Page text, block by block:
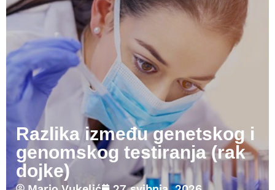
Razlika između genetskog i
genomskog testiranja (rak
dojke)